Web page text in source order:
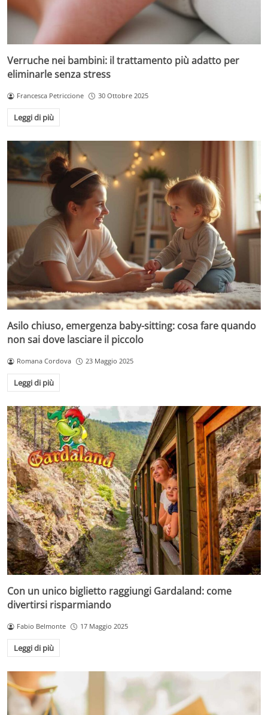
Verruche nei bambini: il trattamento più adatto per
eliminarle senza stress
Francesca Petriccione 30 Ottobre 2025
Leggi di più
Asilo chiuso, emergenza baby-sitting: cosa fare quando
non sai dove lasciare il piccolo
Romana Cordova 23 Maggio 2025
Leggi di più
Con un unico biglietto raggiungi Gardaland: come
divertirsi risparmiando
Fabio Belmonte 17 Maggio 2025
Leggi di più